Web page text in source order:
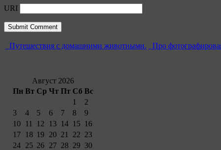
URI
Путешествия с домашними животными. Про
Август 2026
Пн Вт Ср Чт Пт Сб Вс
1
2
3
4 5 6 7 8
9
10
11 12 13 14 15 16
17
18 19 20 21 22 23
24 25 26 27 28 29 30